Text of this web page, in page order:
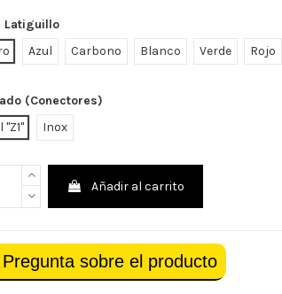
Latiguillo
Azul Carbono Blanco Verde Rojo
(Conectores)
"Z1"
Inox
Añadir al carrito
Pregunta sobre el producto